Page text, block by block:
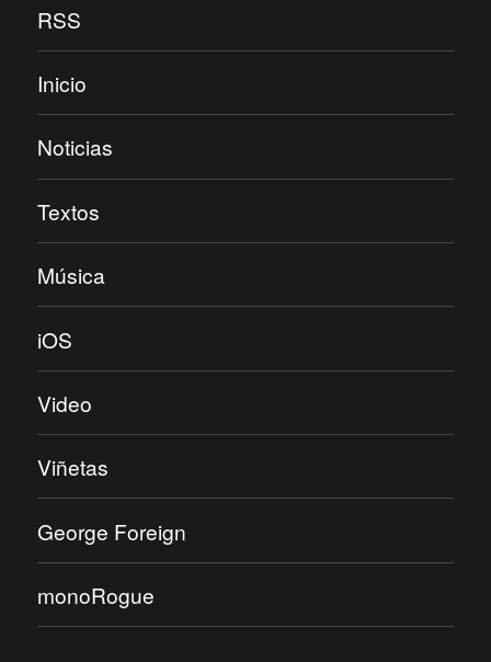
RSS
Inicio
Noticias
Textos
Música
iOS
Video
Viñetas
George Foreign
monoRogue